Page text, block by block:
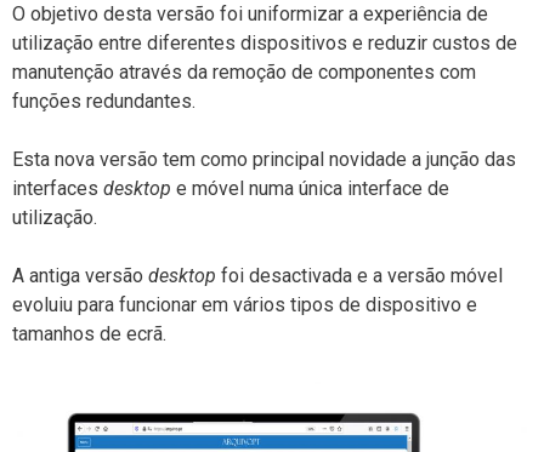
O objetivo desta versão foi uniformizar a experiência de
utilização entre diferentes dispositivos e reduzir custos de
manutenção através da remoção de componentes com
funções redundantes.
Esta nova versão tem como principal novidade a junção das
interfaces desktop e móvel numa única interface de
utilização.
A antiga versão desktop foi desactivada e a versão móvel
evoluiu para funcionar em vários tipos de dispositivo e
tamanhos de ecrã.